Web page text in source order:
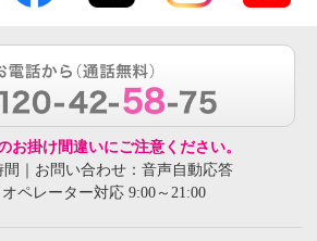
お掛け間違いにご注意ください。
間｜お問い合わせ：音声自動応答
ペレーター対応 9:00～21:00